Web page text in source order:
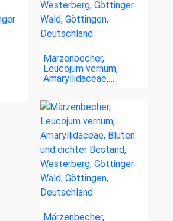
Märzenbecher,
Leucojum vernum,
Amaryllidaceae,…
Märzenbecher,